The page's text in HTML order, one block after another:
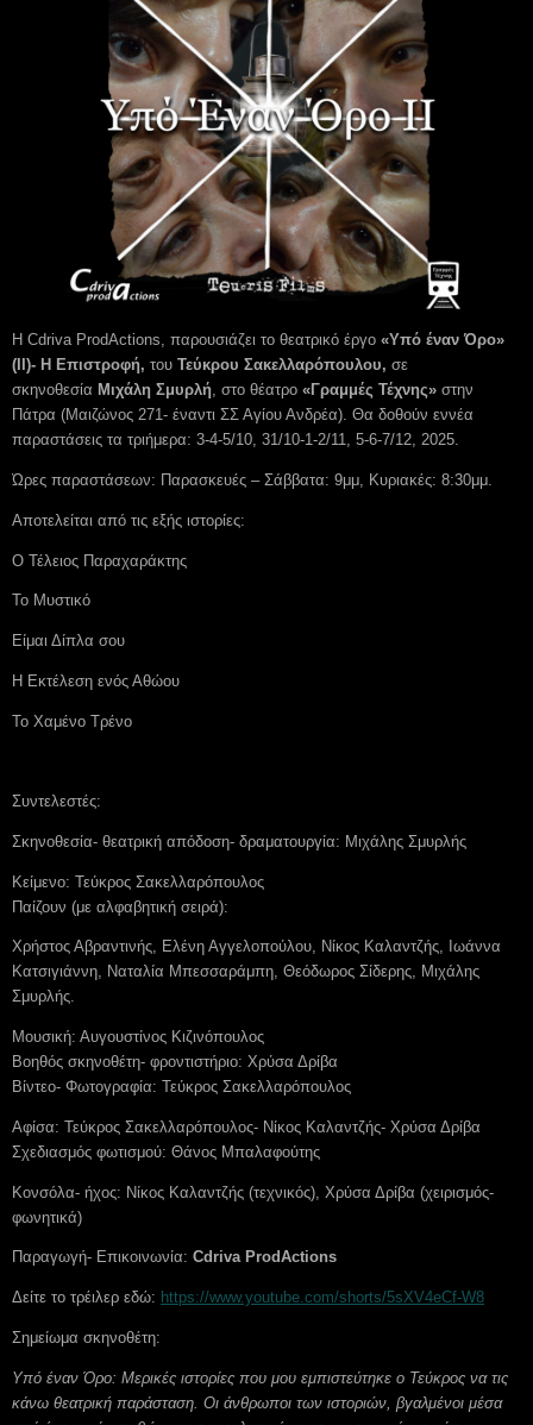
Η Cdriva ProdActions, παρουσιάζει το θεατρικό έργο «Υπό έναν Όρο»
(ΙΙ)- Η Επιστροφή, του Τεύκρου Σακελλαρόπουλου, σε
σκηνοθεσία Μιχάλη Σμυρλή, στο θέατρο «Γραμμές Τέχνης» στην
Πάτρα (Μαιζώνος 271- έναντι ΣΣ Αγίου Ανδρέα). Θα δοθούν εννέα
παραστάσεις τα τριήμερα: 3-4-5/10, 31/10-1-2/11, 5-6-7/12, 2025.
Ώρες παραστάσεων: Παρασκευές – Σάββατα: 9μμ, Κυριακές: 8:30μμ.
Αποτελείται από τις εξής ιστορίες:
Ο Τέλειος Παραχαράκτης
Το Μυστικό
Είμαι Δίπλα σου
Η Εκτέλεση ενός Αθώου
Το Χαμένο Τρένο
Συντελεστές:
Σκηνοθεσία- θεατρική απόδοση- δραματουργία: Μιχάλης Σμυρλής
Κείμενο: Τεύκρος Σακελλαρόπουλος
Παίζουν (με αλφαβητική σειρά):
Χρήστος Αβραντινής, Ελένη Αγγελοπούλου, Νίκος Καλαντζής, Ιωάννα
Κατσιγιάννη, Ναταλία Μπεσσαράμπη, Θεόδωρος Σίδερης, Μιχάλης
Σμυρλής.
Μουσική: Αυγουστίνος Κιζινόπουλος
Βοηθός σκηνοθέτη- φροντιστήριο: Χρύσα Δρίβα
Βίντεο- Φωτογραφία: Τεύκρος Σακελλαρόπουλος
Αφίσα: Τεύκρος Σακελλαρόπουλος- Νίκος Καλαντζής- Χρύσα Δρίβα
Σχεδιασμός φωτισμού: Θάνος Μπαλαφούτης
Κονσόλα- ήχος: Νίκος Καλαντζής (τεχνικός), Χρύσα Δρίβα (χειρισμός-
φωνητικά)
Παραγωγή- Επικοινωνία: Cdriva ProdActions
Δείτε το τρέιλερ εδώ: https://www.youtube.com/shorts/5sXV4eCf-W8
Σημείωμα σκηνοθέτη:
Υπό έναν Όρο: Μερικές ιστορίες που μου εμπιστεύτηκε ο Τεύκρος να τις
κάνω θεατρική παράσταση. Οι άνθρωποι των ιστοριών, βγαλμένοι μέσα